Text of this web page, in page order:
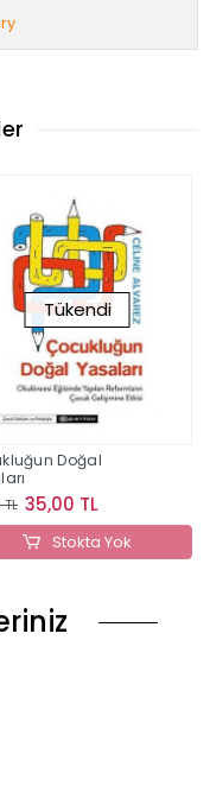
Tükendi
Doğal
35,00 TL
Stokta Yok